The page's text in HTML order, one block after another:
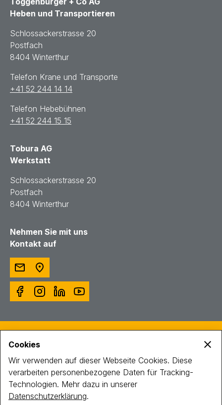
Heben und Transportieren
Schlossackerstrasse 20
Postfach
8404 Winterthur
Telefon Krane und Transporte
+41 52 244 14 14
Telefon Hebebühnen
+41 52 244 15 15
Tobura AG
Werkstatt
Schlossackerstrasse 20
Postfach
8404 Winterthur
Nehmen Sie mit uns
Kontakt auf
Intranet
Datenschutz
Cookies
Wir verwenden auf dieser Webseite Cookies. Diese
verarbeiten personenbezogene Daten für Tracking-
Technologien. Mehr dazu in unserer
Datenschutzerklärung.